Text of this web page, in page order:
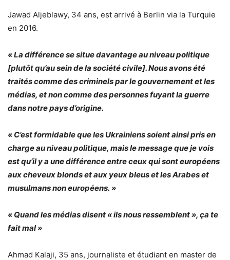
Jawad Aljeblawy, 34 ans, est arrivé à Berlin via la Turquie
en 2016.
« La différence se situe davantage au niveau politique
[plutôt qu’au sein de la société civile]. Nous avons été
traités comme des criminels par le gouvernement et les
médias, et non comme des personnes fuyant la guerre
dans notre pays d’origine.
« C’est formidable que les Ukrainiens soient ainsi pris en
charge au niveau politique, mais le message que je vois
est qu’il y a une différence entre ceux qui sont européens
aux cheveux blonds et aux yeux bleus et les Arabes et
musulmans non européens. »
« Quand les médias disent « ils nous ressemblent », ça te
fait mal »
Ahmad Kalaji, 35 ans, journaliste et étudiant en master de